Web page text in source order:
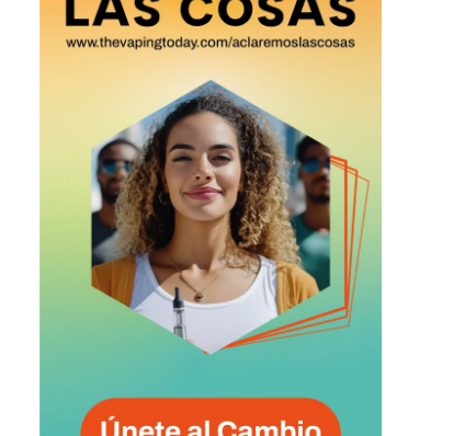
all the news
SUBSCRIBIRSE